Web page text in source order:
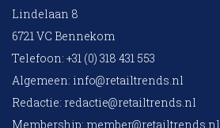
Lindelaan 8
6721 VC Bennekom
Telefoon: +31 (0) 318 431 553
Algemeen: info@retailtrends.nl
Redactie: redactie@retailtrends.nl
Membership: member@retailtrends.nl